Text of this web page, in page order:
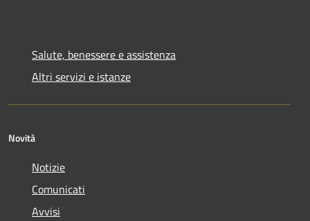
Salute, benessere e assistenza
Altri servizi e istanze
Novità
Notizie
Comunicati
Avvisi